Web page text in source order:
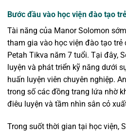
Bước đầu vào học viện đào tạo
Tài năng của Manor Solomon
tham gia vào học viện đào tạo trẻ
Petah Tikva năm 7 tuổi. Tại đây,
luyện và phát triển kỹ năng dưới
huấn luyện viên chuyên nghiệp.
trong số các đồng trang lứa nhờ
điêu luyện và tầm nhìn sân cỏ
Trong suốt thời gian tại học viện,